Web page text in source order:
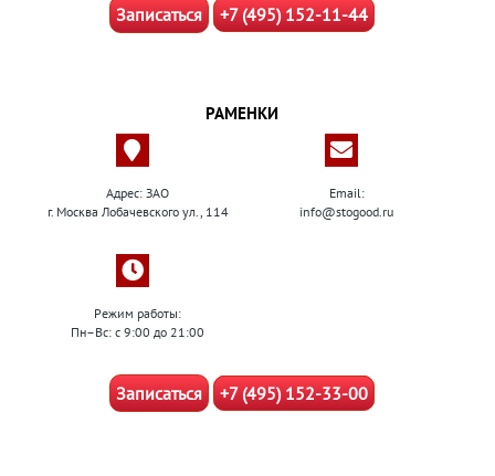
Записаться +7 (495) 152-11-44
РАМЕНКИ
Адрес: ЗАО
г. Москва Лобачевского ул., 114
Email:
info@stogood.ru
Режим работы:
Пн–Вс: с 9:00 до 21:00
Записаться +7 (495) 152-33-00